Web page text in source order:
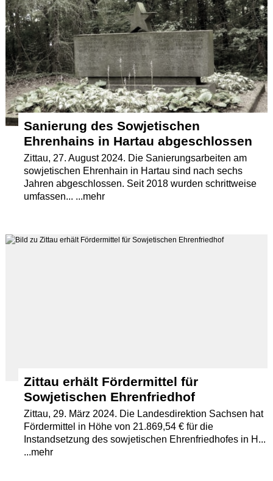
Kultur
Sport
Termine
Kostenlos
Sanierung des Sowjetischen
Ehrenhains in Hartau abgeschlossen
Zittau, 27. August 2024. Die Sanierungsarbeiten am
sowjetischen Ehrenhain in Hartau sind nach sechs
Jahren abgeschlossen. Seit 2018 wurden schrittweise
umfassen... ...mehr
Zittau erhält Fördermittel für
Sowjetischen Ehrenfriedhof
Zittau, 29. März 2024. Die Landesdirektion Sachsen hat
Fördermittel in Höhe von 21.869,54 € für die
Instandsetzung des sowjetischen Ehrenfriedhofes in H...
...mehr